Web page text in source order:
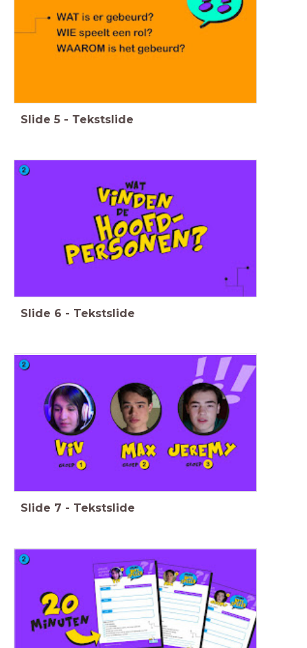
Slide 5 - Tekstslide
Slide 6 - Tekstslide
Slide 7 - Tekstslide